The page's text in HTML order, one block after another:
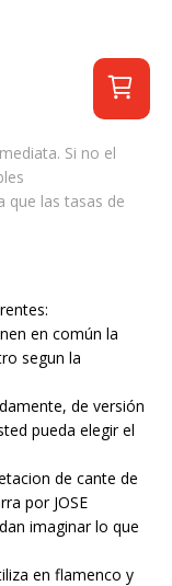
Si no el
que las tasas de
en común la
segun la
de versión
pueda elegir el
de cante de
por JOSE
imaginar lo que
en flamenco y